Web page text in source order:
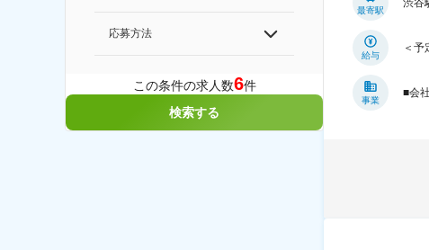
応募方法
この条件の求人数6件
検索する
最寄駅
渋谷
給与
＜
事業
■会